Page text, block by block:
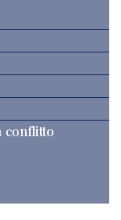
conflitto